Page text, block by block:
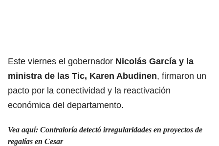
Este viernes el gobernador Nicolás García y la
ministra de las Tic, Karen Abudinen, firmaron un
pacto por la conectividad y la reactivación
económica del departamento.
Vea aquí: Contraloría detectó irregularidades en proyectos de
regalías en Cesar